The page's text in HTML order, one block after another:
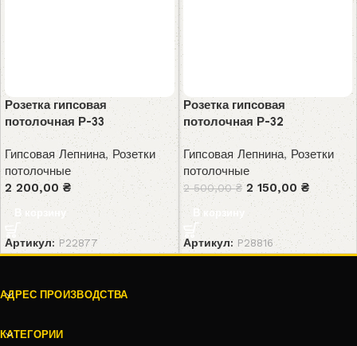
Розетка гипсовая
потолочная Р-33
Гипсовая Лепнина,Розетки
потолочные
2 200,00₴
В корзину
Артикул: P22877
Розетка гипсовая
потолочная Р-32
Гипсовая Лепнина, Розетки
потолочные
2 500,00₴ 2 150,00 ₴
В корзину
Артикул: P28816
АДРЕС ПРОИЗВОДСТВА
КАТЕГОРИИ